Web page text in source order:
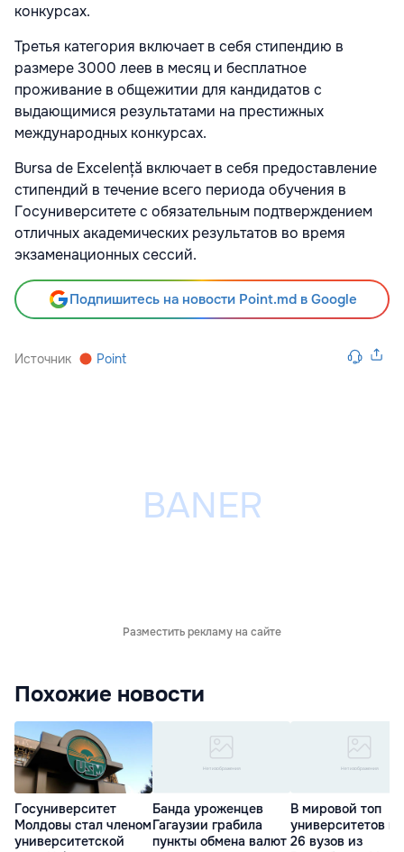
конкурсах.
Третья категория включает в себя стипендию в
размере 3000 леев в месяц и бесплатное
проживание в общежитии для кандидатов с
выдающимися результатами на престижных
международных конкурсах.
Bursa de Excelență включает в себя предоставление
стипендий в течение всего периода обучения в
Госуниверситете с обязательным подтверждением
отличных академических результатов во время
экзаменационных сессий.
Подпишитесь на новости Point.md в Google
Источник Point
Разместить рекламу на сайте
Похожие новости
Госуниверситет
Молдовы стал членом
университетской
Банда уроженцев
Гагаузии грабила
пункты обмена валют
В мировой топ
университетов
26 вузов из